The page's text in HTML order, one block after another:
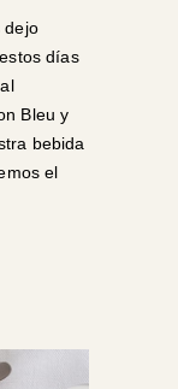
dejo
días
Bleu y
bebida
el